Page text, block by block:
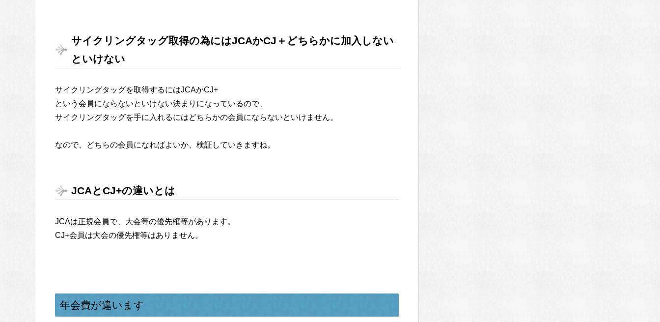
サイクリングタッグ取得の為にはJCAかCJ＋どちらかに加入しない
といけない
サイクリングタッグを取得するにはJCAかCJ+
という会員にならないといけない決まりになっているので、
サイクリングタッグを手に入れるにはどちらかの会員にならないといけません。
なので、どちらの会員になればよいか、検証していきますね。
JCAとCJ+の違いとは
JCAは正規会員で、大会等の優先権等があります。
CJ+会員は大会の優先権等はありません。
年会費が違います